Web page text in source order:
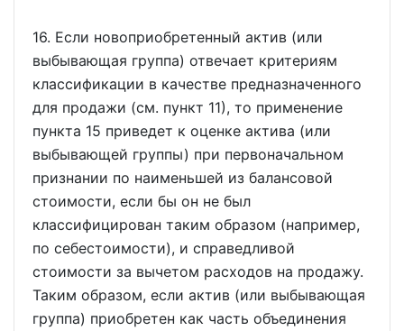
16. Если новоприобретенный актив (или
выбывающая группа) отвечает критериям
классификации в качестве предназначенного
для продажи (см. пункт 11), то применение
пункта 15 приведет к оценке актива (или
выбывающей группы) при первоначальном
признании по наименьшей из балансовой
стоимости, если бы он не был
классифицирован таким образом (например,
по себестоимости), и справедливой
стоимости за вычетом расходов на продажу.
Таким образом, если актив (или выбывающая
группа) приобретен как часть объединения